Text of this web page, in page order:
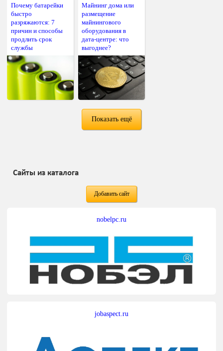
Почему батарейки
быстро
разряжаются: 7
причин и способы
продлить срок
службы
Майнинг дома или
размещение
майнингового
оборудования в
дата-центре: что
выгоднее?
Показать ещё
Сайты из каталога
Добавить сайт
nobelpc.ru
jobaspect.ru